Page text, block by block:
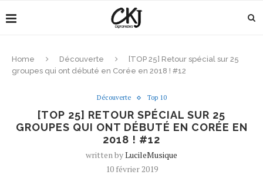
Home Découverte
[TOP 25] Retour spécial sur 25
groupes qui ont débuté en Corée en 2018 ! #12
Découverte Top 10
[TOP 25] RETOUR SPÉCIAL SUR 25
GROUPES QUI ONT DÉBUTÉ EN CORÉE EN
2018 ! #12
written byLucileMusique
10 février 2019